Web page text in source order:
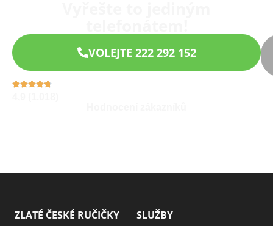
VOLEJTE 222 292 152
ZLATÉ ČESKÉ RUČIČKY SLUŽBY